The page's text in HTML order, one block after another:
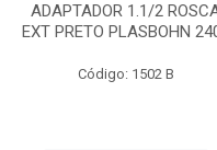
ADAPTADOR 1.1/2
EXT PRETO PLASBOHN
Código: 1502 B